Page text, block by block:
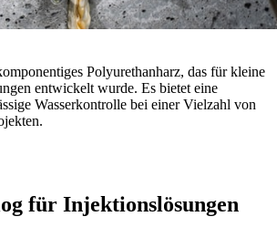
Polyurethanharz, das für kleine
entwickelt wurde. Es bietet eine
Wasserkontrolle bei einer Vielzahl von
für Injektionslösungen